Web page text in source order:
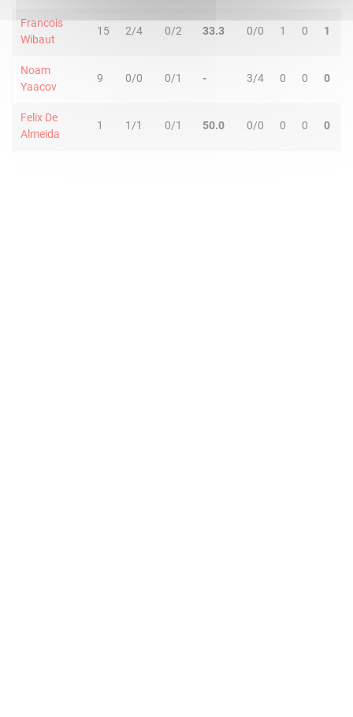
Francois
Wibaut
15 2/4 0/2 33.3 0/0 1 0 1
Noam
Yaacov
9 0/0 0/1 - 3/4 0 0 0
Felix De
Almeida
1 1/1 0/1 50.0 0/0 0 0 0